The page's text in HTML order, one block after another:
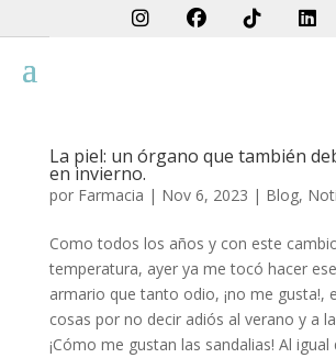
La piel: un órgano que también
en invierno.
por Farmacia | Nov 6, 2023 | Blog,
Como todos los años y con este
temperatura, ayer ya me tocó hacer
armario que tanto odio, ¡no me gusta!,
cosas por no decir adiós al verano y a
¡Cómo me gustan las sandalias! Al igual